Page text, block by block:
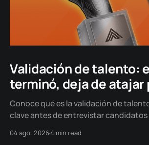
Validación de talento:
terminó, deja de atajar
Conoce qué es la validación de
clave antes de entrevistar
objetivas y basadas en evidencia.
04 ago. 20264 min read